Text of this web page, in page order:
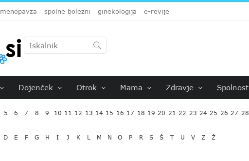
menopavza spolne bolezni ginekologija e-revije
Dojenček Otrok Mama Zdravje Spolnost
5 6 7 8 9 10 11 12 13 14 15 16 17 18 19 20 21 22 23 24 25 26 27 28
D E F G H I J K L M N O P R S Š T U V Z Ž